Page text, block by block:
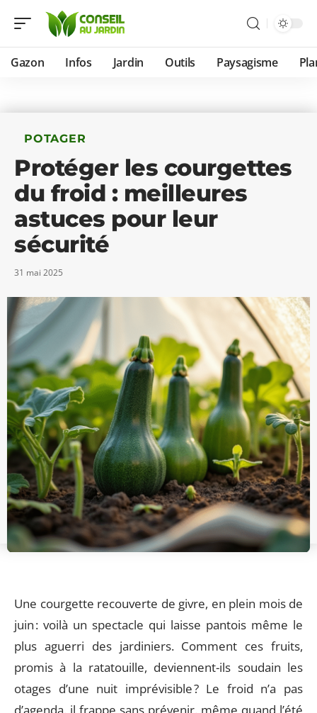
Gazon Infos Jardin Outils Paysagisme
POTAGER
Protéger les courgettes
du froid : meilleures
astuces pour leur
sécurité
31 mai 2025
Une courgette recouverte de givre, en plein mois de
juin : voilà un spectacle qui laisse pantois même le
plus aguerri des jardiniers. Comment ces fruits,
promis à la ratatouille, deviennent-ils soudain les
otages d’une nuit imprévisible ? Le froid n’a pas